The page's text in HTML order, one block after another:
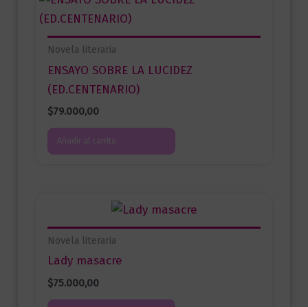
Novela literaria
ENSAYO SOBRE LA LUCIDEZ
(ED.CENTENARIO)
$79.000,00
Añadir al carrito
Novela literaria
Lady masacre
$75.000,00